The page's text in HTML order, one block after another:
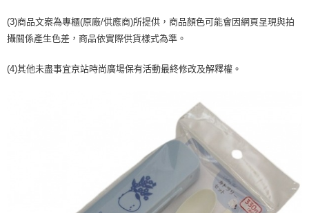
【注意事項】
1.本服務係由「台灣大哥大股份有限公司」（以下簡稱本公司）所提供，讓
買賣價金債權讓與本公司後，依約使用本公司帳單繳交帳款。
2.基於同意付款使用「大哥付你分期」之契約關係目的，商店將以您的個人
由本公司與您本人進行分期帳單所需資料之確認、核對及更正。
https://oppay.tw/userRule
３．收到繳費通知簡訊後14天內，點擊此簡訊中的連結，可透過四大超商／
ATM／網路銀行／等多元方式進行付款，方視為交易完成。
※ 請注意：結帳手續完成當下不需立刻繳費，但若您需要取消訂單，請聯絡
後付繳納相關費用。
https://netprotections.freshdesk.com/support/home
１．透過由恩沛科技股份有限公司提供之「AFTEE先享後付」服務完成之交
易，需依本服務之必要範圍內提供個人資料，並將交易相關給付款項請求債
權轉讓予恩沛科技股份有限公司。
２．關於個人資料處理事宜，請瀏覽以下網址：
https://aftee.tw/terms/#terms3
３．未成年的使用者請事先徵得法定代理人或監護人之同意方可使用
宅配
(3)商品文案為專櫃(原廠/供應商)所提供，商品顏色可能會因網頁呈現與拍
攝關係產生色差，商品依實際供貨樣式為準。
(4)其他未盡事宜京站時尚廣場保有活動最終修改及解釋權。